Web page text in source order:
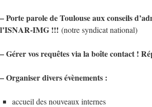
– Porte parole de Toulouse aux conseils
l’ISNAR-IMG !!! (notre syndicat national)
– Gérer vos requêtes via la boîte contact !
– Organiser divers évènements :
accueil des nouveaux internes